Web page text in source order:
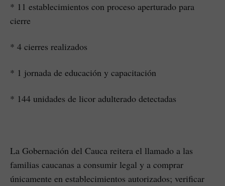
* 11 establecimientos con proceso aperturado para
cierre
* 4 cierres realizados
* 1 jornada de educación y capacitación
* 144 unidades de licor adulterado detectadas
La Gobernación del Cauca reitera el llamado a las
familias caucanas a consumir legal y a comprar
únicamente en establecimientos autorizados; verificar